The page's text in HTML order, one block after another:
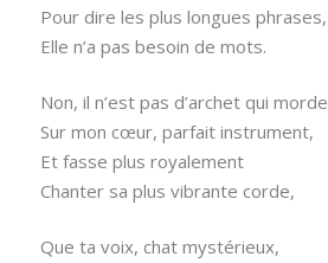
Pour dire les plus longues phrases,
Elle n’a pas besoin de mots.
Non, il n’est pas d’archet qui morde
Sur mon cœur, parfait instrument,
Et fasse plus royalement
Chanter sa plus vibrante corde,
Que ta voix, chat mystérieux,